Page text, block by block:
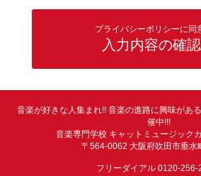
プライバシーポリシーに同
入力内容の確
音楽が好きな人集まれ!! 音楽の進路に興味があ
催中!!!
音楽専門学校 キャットミュージック
〒564-0062 大阪府吹田市垂水
フリーダイアル 0120-